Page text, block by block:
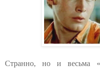
Странно, но и весьма